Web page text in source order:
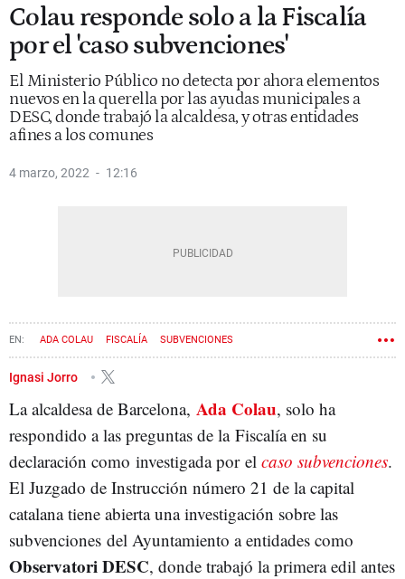
Colau responde solo a la Fiscalía
por el 'caso subvenciones'
El Ministerio Público no detecta por ahora elementos
nuevos en la querella por las ayudas municipales a
DESC, donde trabajó la alcaldesa, y otras entidades
afines a los comunes
4 marzo, 2022 12:16
ADA COLAU FISCALÍA SUBVENCIONES
Ignasi Jorro
La alcaldesa de Barcelona, Ada Colau, solo ha
respondido a las preguntas de la Fiscalía en su
declaración como investigada por el caso subvenciones.
El Juzgado de Instrucción número 21 de la capital
catalana tiene abierta una investigación sobre las
subvenciones del Ayuntamiento a entidades como
Observatori DESC, donde trabajó la primera edil antes